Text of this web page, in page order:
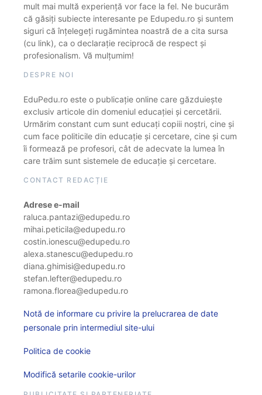
mult mai multă experiență vor face la fel. Ne bucurăm
că găsiți subiecte interesante pe Edupedu.ro și suntem
siguri că înțelegeți rugămintea noastră de a cita sursa
(cu link), ca o declarație reciprocă de respect și
profesionalism. Vă mulțumim!
DESPRE NOI
EduPedu.ro este o publicație online care găzduiește
exclusiv articole din domeniul educației și cercetării.
Urmărim constant cum sunt educați copiii noștri, cine și
cum face politicile din educație și cercetare, cine și cum
îi formează pe profesori, cât de adecvate la lumea în
care trăim sunt sistemele de educație și cercetare.
CONTACT REDACȚIE
Adrese e-mail
raluca.pantazi@edupedu.ro
mihai.peticila@edupedu.ro
costin.ionescu@edupedu.ro
alexa.stanescu@edupedu.ro
diana.ghimisi@edupedu.ro
stefan.lefter@edupedu.ro
ramona.florea@edupedu.ro
Notă de informare cu privire la prelucrarea de date
personale prin intermediul site-ului
Politica de cookie
Modifică setarile cookie-urilor